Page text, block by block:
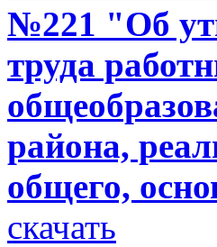
№221 "Об
труда
района,
общего,
скачать